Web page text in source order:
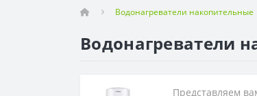
Водонагреватели накопительные
Водонагреватели
Представляем